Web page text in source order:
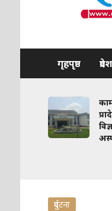
गृहपृष्ठ
दुर्घटना